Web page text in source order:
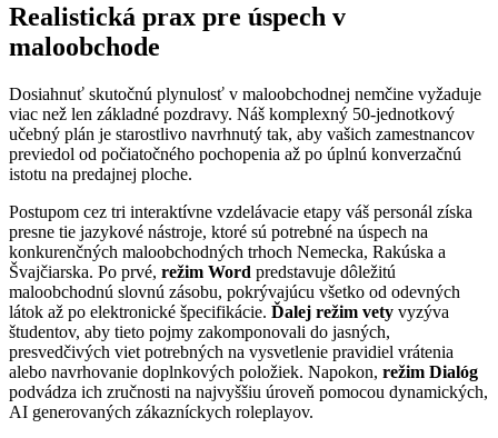
Realistická prax pre úspech v
maloobchode
Dosiahnuť skutočnú plynulosť v maloobchodnej nemčine vyžaduje
viac než len základné pozdravy. Náš komplexný 50-jednotkový
učebný plán je starostlivo navrhnutý tak, aby vašich zamestnancov
previedol od počiatočného pochopenia až po úplnú konverzačnú
istotu na predajnej ploche.
Postupom cez tri interaktívne vzdelávacie etapy váš personál získa
presne tie jazykové nástroje, ktoré sú potrebné na úspech na
konkurenčných maloobchodných trhoch Nemecka, Rakúska a
Švajčiarska. Po prvé, režim Word predstavuje dôležitú
maloobchodnú slovnú zásobu, pokrývajúcu všetko od odevných
látok až po elektronické špecifikácie. Ďalej režim vety vyzýva
študentov, aby tieto pojmy zakomponovali do jasných,
presvedčivých viet potrebných na vysvetlenie pravidiel vrátenia
alebo navrhovanie doplnkových položiek. Napokon, režim Dialóg
podvádza ich zručnosti na najvyššiu úroveň pomocou dynamických,
AI generovaných zákazníckych roleplayov.